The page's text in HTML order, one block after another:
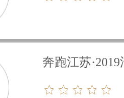
奔跑江苏